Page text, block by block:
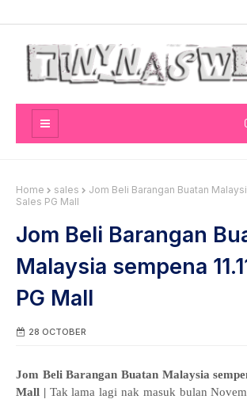
Home sales
Jom Beli Barangan Buatan
Sales PG Mall
Jom Beli Barangan
Malaysia sempena
PG Mall
28 OCTOBER
Jom Beli Barangan Buatan Malaysia
Mall | Tak lama lagi nak masuk bulan